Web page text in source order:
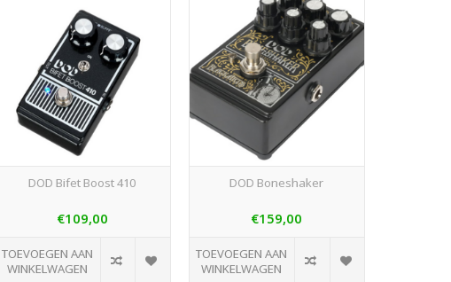
DOD Bifet Boost 410
€109,00
TOEVOEGEN AAN
WINKELWAGEN
DOD Boneshaker
€159,00
TOEVOEGEN AAN
WINKELWAGEN